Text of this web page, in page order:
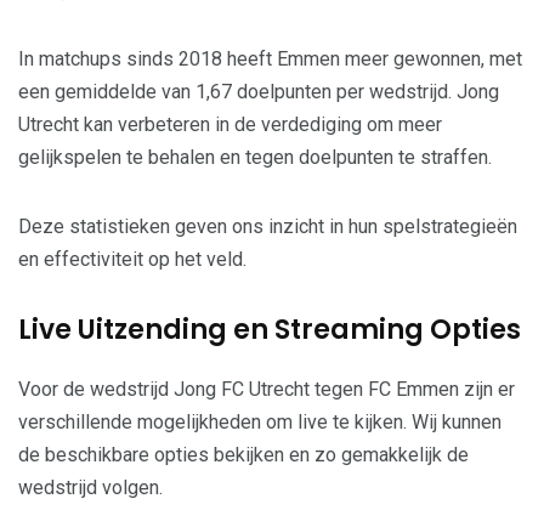
In matchups sinds 2018 heeft Emmen meer gewonnen, met
een gemiddelde van 1,67 doelpunten per wedstrijd. Jong
Utrecht kan verbeteren in de verdediging om meer
gelijkspelen te behalen en tegen doelpunten te straffen.
Deze statistieken geven ons inzicht in hun spelstrategieën
en effectiviteit op het veld.
Live Uitzending en Streaming Opties
Voor de wedstrijd Jong FC Utrecht tegen FC Emmen zijn er
verschillende mogelijkheden om live te kijken. Wij kunnen
de beschikbare opties bekijken en zo gemakkelijk de
wedstrijd volgen.